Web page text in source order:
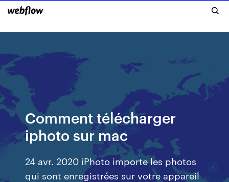
Comment télécharger
iphoto sur mac
24 avr. 2020 iPhoto importe les photos
qui sont enregistrées sur votre appareil